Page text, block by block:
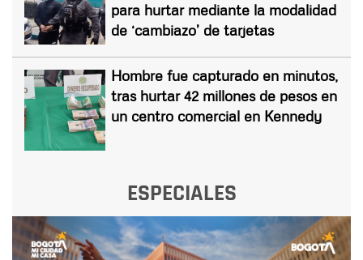
para hurtar mediante la modalidad
de ‘cambiazo’ de tarjetas
Hombre fue capturado en minutos,
tras hurtar 42 millones de pesos en
un centro comercial en Kennedy
ESPECIALES